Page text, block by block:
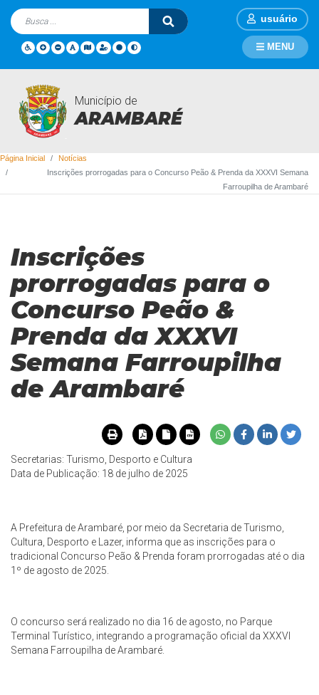
usuário
Município de
ARAMBARÉ
MENU
Notícias
Página Inicial
Notícias
Inscrições prorrogadas para o Concurso Peão & Prenda da XXXVI Semana
Farroupilha de Arambaré
Inscrições
prorrogadas para o
Concurso Peão &
Prenda da XXXVI
Semana Farroupilha
de Arambaré
Secretarias: Turismo, Desporto e Cultura
Data de Publicação: 18 de julho de 2025
A Prefeitura de Arambaré, por meio da Secretaria de Turismo,
Cultura, Desporto e Lazer, informa que as inscrições para o
tradicional Concurso Peão & Prenda foram prorrogadas até o dia
1º de agosto de 2025.
O concurso será realizado no dia 16 de agosto, no Parque
Terminal Turístico, integrando a programação oficial da XXXVI
Semana Farroupilha de Arambaré.